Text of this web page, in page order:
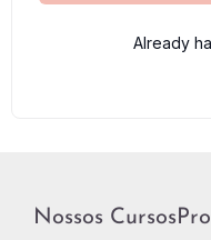
Already
Nossos Cursos